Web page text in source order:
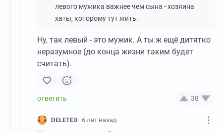
левого мужика важнее чем сына - хозяина
хаты, которому тут жить.
Ну, так левый - это мужик. А ты ж ещё дитятко
неразумное (до конца жизни таким будет
считать).
38
DELETED 6 лет назад